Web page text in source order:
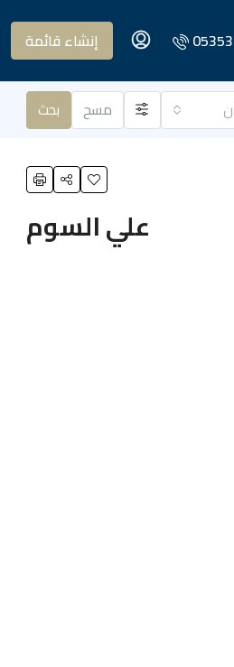
إنشاء قائمة
مسح بحث
علي السوم